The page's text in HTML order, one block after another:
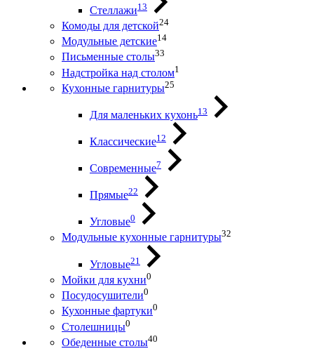
Стеллажи13
Комоды для детской24
Модульные детские14
Письменные столы33
Надстройка над столом1
Кухонные гарнитуры25
Для маленьких кухонь13
Классические12
Современные7
Прямые22
Угловые0
Модульные кухонные гарнитуры32
Угловые21
Мойки для кухни0
Посудосушители0
Кухонные фартуки0
Столешницы0
Обеденные столы40